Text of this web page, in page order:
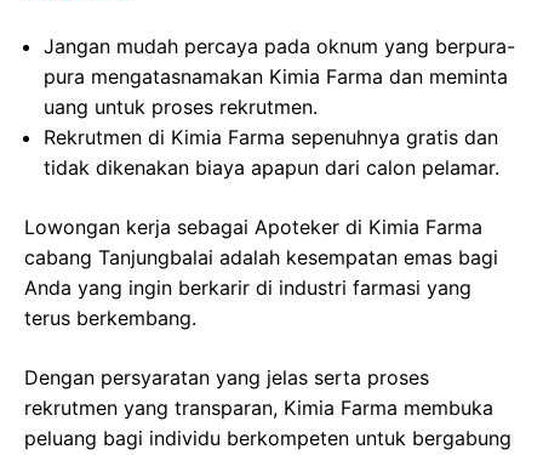
Jangan mudah percaya pada oknum yang berpura-
pura mengatasnamakan Kimia Farma dan meminta
uang untuk proses rekrutmen.
Rekrutmen di Kimia Farma sepenuhnya gratis dan
tidak dikenakan biaya apapun dari calon pelamar.
Lowongan kerja sebagai Apoteker di Kimia Farma
cabang Tanjungbalai adalah kesempatan emas bagi
Anda yang ingin berkarir di industri farmasi yang
terus berkembang.
Dengan persyaratan yang jelas serta proses
rekrutmen yang transparan, Kimia Farma membuka
peluang bagi individu berkompeten untuk bergabung